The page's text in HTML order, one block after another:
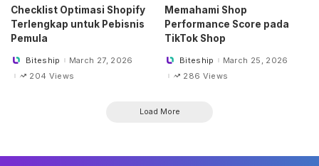
Checklist Optimasi Shopify
Terlengkap untuk Pebisnis
Pemula
PostedBiteship
March 27, 2026
204 Views
Memahami Shop
Performance Score pada
TikTok Shop
PostedBiteship
March 25, 2026
286 Views
Load More